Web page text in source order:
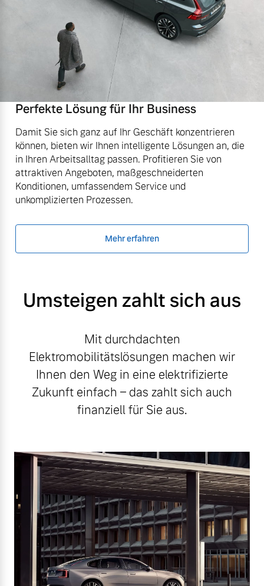
Perfekte Lösung für Ihr Business
Damit Sie sich ganz auf Ihr Geschäft konzentrieren
können, bieten wir Ihnen intelligente Lösungen an, die
in Ihren Arbeitsalltag passen. Profitieren Sie von
attraktiven Angeboten, maßgeschneiderten
Konditionen, umfassendem Service und
unkomplizierten Prozessen.
Mehr erfahren
Umsteigen zahlt sich aus
Mit durchdachten
Elektromobilitätslösungen machen wir
Ihnen den Weg in eine elektrifizierte
Zukunft einfach – das zahlt sich auch
finanziell für Sie aus.